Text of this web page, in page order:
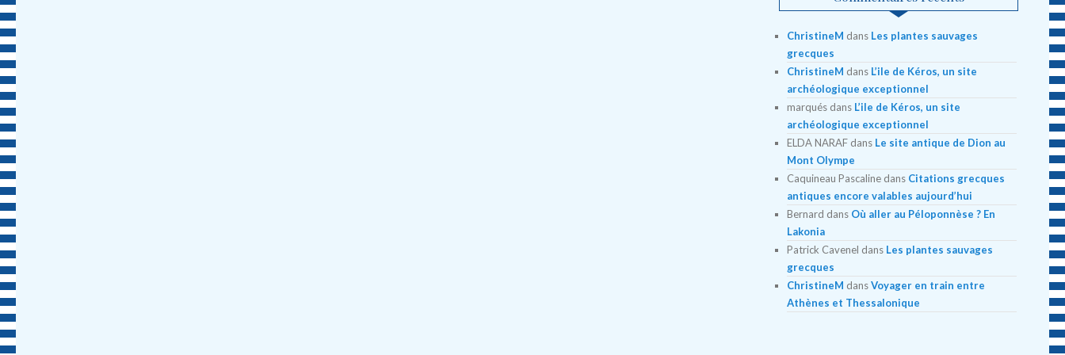
ChristineM dans Les plantes sauvages
grecques
ChristineM dans L’ile de Kéros, un site
archéologique exceptionnel
marquésdans L’ile de Kéros, un site
archéologique exceptionnel
ELDA NARAFdans Le site antique de Dion au
Mont Olympe
Caquineau Pascalinedans Citations grecques
antiques encore valables aujourd’hui
Bernard dans Où aller au Péloponnèse ? En
Lakonia
Patrick Cavenel dans Les plantes sauvages
grecques
ChristineM dansVoyager en train entre
Athènes et Thessalonique